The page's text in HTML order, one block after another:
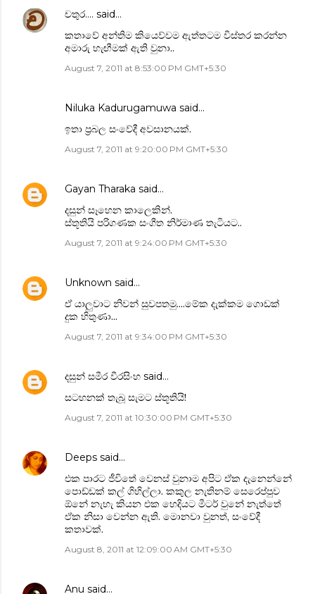
චතුර.... said…
කතාවේ අන්තිම කියෙව්වම ඇත්තටම විස්තර කරන්න
අමාරු හැඟීමක් ඇති වුනා..
August 7, 2011 at 8:53:00 PM GMT+5:30
Niluka Kadurugamuwa said…
ඉතා ප්‍රබල සංවේදී අවසානයක්.
August 7, 2011 at 9:20:00 PM GMT+5:30
Gayan Tharaka said…
දසුන් සෑහෙන කාලෙකින්.
ස්තූතියි පරිගණක සංගීත නිර්මාණ තැටියට..
August 7, 2011 at 9:24:00 PM GMT+5:30
Unknown said…
ඒ යාලුවාට නිවන් සුවපතමු....මේක දැක්කම ගොඩක්
දුක හිතුණා...
August 7, 2011 at 9:34:00 PM GMT+5:30
දසුන් සමීර වීරසිංහ said…
සටහනක් තැබූ සැමට ස්තූතියි!
August 7, 2011 at 10:30:00 PM GMT+5:30
Deeps said…
එක පාරට ජීවිතේ වෙනස් වුනාම අපිට ඒක දැනෙන්නේ
පොඩ්ඩක් කල් ගිහිල්ලා. කකුල නැතිනම් සෙරෙප්පුව
ඕනේ නැහැ කියන එක හෙදියට මීටර් වුනේ නැත්තේ
ඒක නිසා වෙන්න ඇති. මොනවා වුනත්, සංවේදී
කතාවක්.
August 8, 2011 at 12:09:00 AM GMT+5:30
Anu said…